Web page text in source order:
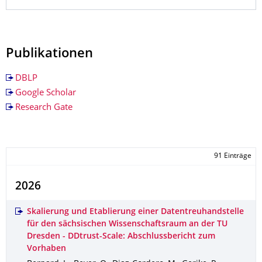
Publikationen
DBLP
Google Scholar
Research Gate
91 Einträge
2026
Skalierung und Etablierung einer Datentreuhandstelle
für den sächsischen Wissenschaftsraum an der TU
Dresden - DDtrust-Scale: Abschlussbericht zum
Vorhaben